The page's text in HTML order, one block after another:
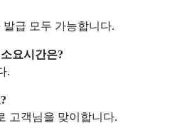
급 모두 가능합니다.
요시간은?
.
고객님을 맞이합니다.